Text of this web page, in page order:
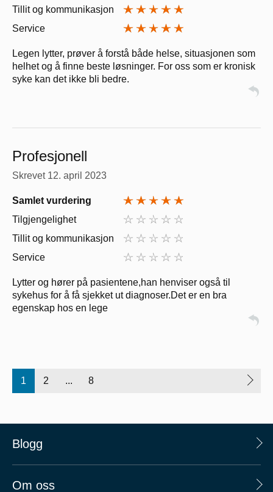
Tillit og kommunikasjon
Service
Legen lytter, prøver å forstå både helse, situasjonen som
helhet og å finne beste løsninger. For oss som er kronisk
syke kan det ikke bli bedre.
Profesjonell
Skrevet 12. april 2023
Samlet vurdering
Tilgjengelighet
Tillit og kommunikasjon
Service
Lytter og hører på pasientene,han henviser også til
sykehus for å få sjekket ut diagnoser.Det er en bra
egenskap hos en lege
1 2 ... 8
Blogg
Om oss